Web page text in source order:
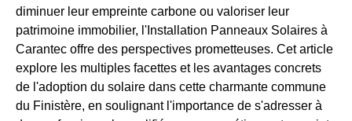
diminuer leur empreinte carbone ou valoriser leur
patrimoine immobilier, l'Installation Panneaux Solaires à
Carantec offre des perspectives prometteuses. Cet article
explore les multiples facettes et les avantages concrets
de l'adoption du solaire dans cette charmante commune
du Finistère, en soulignant l'importance de s'adresser à